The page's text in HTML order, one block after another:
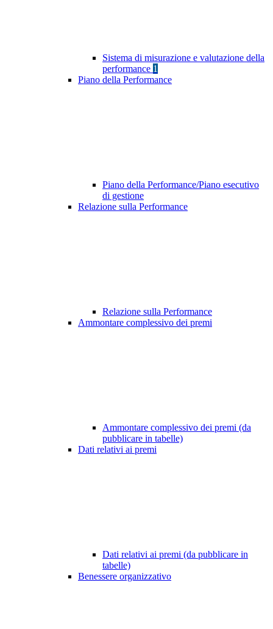
Sistema di misurazione e valutazione della
performance 1
Piano della Performance
Piano della Performance/Piano esecutivo
di gestione
Relazione sulla Performance
Relazione sulla Performance
Ammontare complessivo dei premi
Ammontare complessivo dei premi (da
pubblicare in tabelle)
Dati relativi ai premi
Dati relativi ai premi (da pubblicare in
tabelle)
Benessere organizzativo